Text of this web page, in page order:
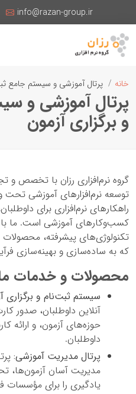
info@razan-group.ir
خانه پرتال آموزشی و سیستم جامع
پرتال آموزشی و
و برگزاری آزمون
گروه نرم‌افزاری رزان با تخصص و
توسعه نرم‌افزارهای آموزشی تحت
راهکارهای نرم‌افزاری برای
کسب‌وکارهای آموزشی است. ما با
تکنولوژی‌های پیشرفته، محصولات
که به ساده‌سازی و بهینه‌سازی
محصولات و خدمات
سیستم ثبت‌نام و برگزاری
آنلاین داوطلبان، صدور
حوزه‌های آزمون، و ارائه
داوطلبان.
پرتال مدیریت آموزشی:
مدیریت آسان آزمون‌ها،
یادگیری را برای مؤسسات